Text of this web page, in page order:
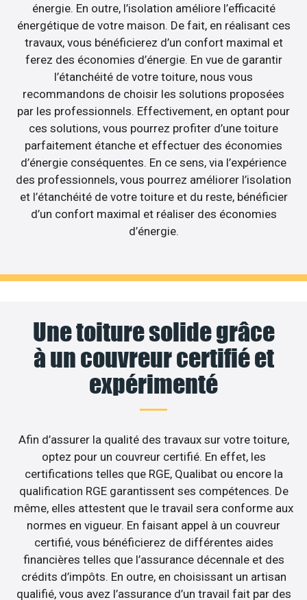
énergie. En outre, l’isolation améliore l’efficacité
énergétique de votre maison. De fait, en réalisant ces
travaux, vous bénéficierez d’un confort maximal et
ferez des économies d’énergie. En vue de garantir
l’étanchéité de votre toiture, nous vous
recommandons de choisir les solutions proposées
par les professionnels. Effectivement, en optant pour
ces solutions, vous pourrez profiter d’une toiture
parfaitement étanche et effectuer des économies
d’énergie conséquentes. En ce sens, via l’expérience
des professionnels, vous pourrez améliorer l’isolation
et l’étanchéité de votre toiture et du reste, bénéficier
d’un confort maximal et réaliser des économies
d’énergie.
Une toiture solide grâce
à un couvreur certifié et
expérimenté
Afin d’assurer la qualité des travaux sur votre toiture,
optez pour un couvreur certifié. En effet, les
certifications telles que RGE, Qualibat ou encore la
qualification RGE garantissent ses compétences. De
même, elles attestent que le travail sera conforme aux
normes en vigueur. En faisant appel à un couvreur
certifié, vous bénéficierez de différentes aides
financières telles que l’assurance décennale et des
crédits d’impôts. En outre, en choisissant un artisan
qualifié, vous avez l’assurance d’un travail fait par des